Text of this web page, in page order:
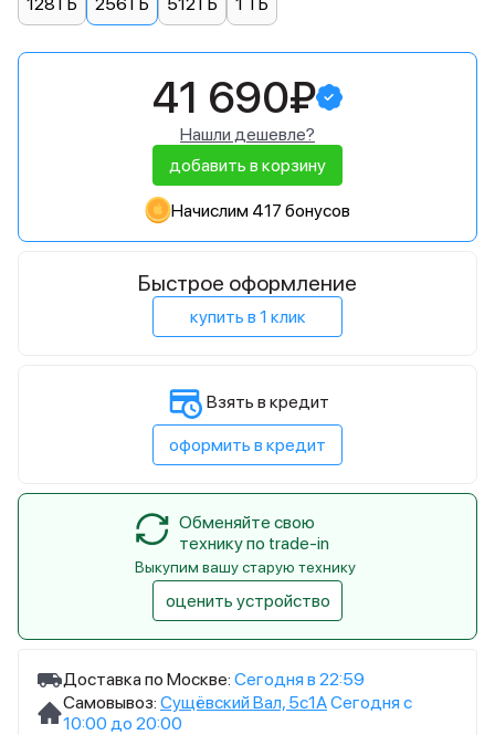
Доставка по Москве: Сегодня в 22:59
Самовывоз: Сущёвский Вал, 5с1АСегодня с
10:00 до 20:00
41 690₽
Нашли дешевле?
добавить в корзину
Начислим 417 бонусов
Быстрое оформление
купить в 1 клик
Взять в кредит
оформить в кредит
Обменяйте свою
технику по trade-in
Выкупим вашу старую технику
оценить устройство